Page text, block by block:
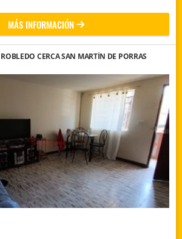
MÁS INFORMACIÓN
CERCA SAN MARTÍN DE PORRAS